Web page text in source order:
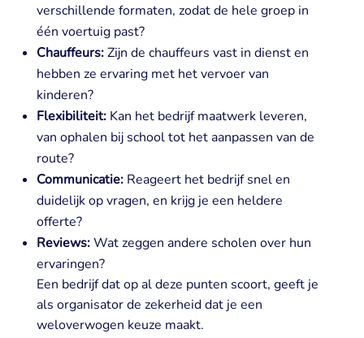
verschillende formaten, zodat de hele groep in
één voertuig past?
Chauffeurs:Zijn de chauffeurs vast in dienst en
hebben ze ervaring met het vervoer van
kinderen?
Flexibiliteit:Kan het bedrijf maatwerk leveren,
van ophalen bij school tot het aanpassen van de
route?
Communicatie:Reageert het bedrijf snel en
duidelijk op vragen, en krijg je een heldere
offerte?
Reviews:Wat zeggen andere scholen over hun
ervaringen?
Een bedrijf dat op al deze punten scoort, geeft je
als organisator de zekerheid dat je een
weloverwogen keuze maakt.